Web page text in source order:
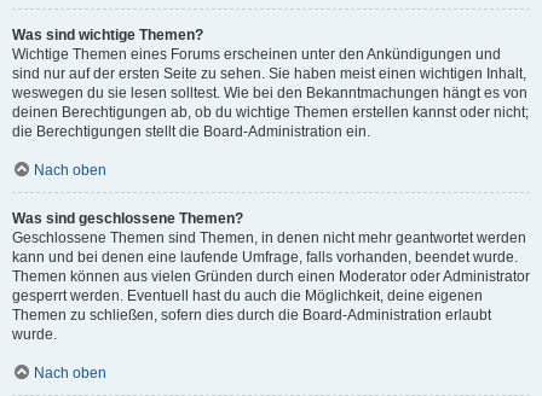
Was sind wichtige Themen?
Wichtige Themen eines Forums erscheinen unter den Ankündigungen und
sind nur auf der ersten Seite zu sehen. Sie haben meist einen wichtigen Inhalt,
weswegen du sie lesen solltest. Wie bei den Bekanntmachungen hängt es von
deinen Berechtigungen ab, ob du wichtige Themen erstellen kannst oder nicht;
die Berechtigungen stellt die Board-Administration ein.
Nach oben
Was sind geschlossene Themen?
Geschlossene Themen sind Themen, in denen nicht mehr geantwortet werden
kann und bei denen eine laufende Umfrage, falls vorhanden, beendet wurde.
Themen können aus vielen Gründen durch einen Moderator oder Administrator
gesperrt werden. Eventuell hast du auch die Möglichkeit, deine eigenen
Themen zu schließen, sofern dies durch die Board-Administration erlaubt
wurde.
Nach oben